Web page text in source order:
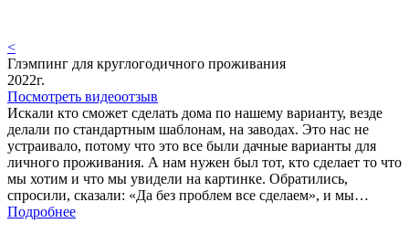
<
Глэмпинг для круглогодичного проживания
2022г.
Посмотреть видеоотзыв
Искали кто сможет сделать дома по нашему варианту, везде
делали по стандартным шаблонам, на заводах. Это нас не
устраивало, потому что это все были дачные варианты для
личного проживания. А нам нужен был тот, кто сделает то что
мы хотим и что мы увидели на картинке. Обратились,
спросили, сказали: «Да без проблем все сделаем», и мы…
Подробнее